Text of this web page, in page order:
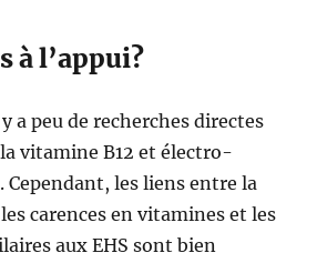
à l’appui?
a peu de recherches directes
vitamine B12 et électro-
les liens entre la
carences en vitamines et les
aux EHS sont bien